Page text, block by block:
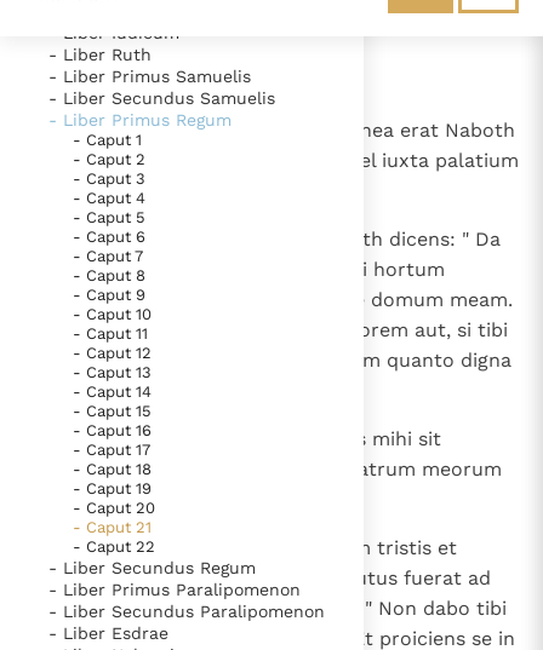
Lezen
Documenten
Bijbel
Thema’s
Berichten
Denzinger
Over ons
Nieuwste Documenten
5. Het gebed van de Kerk
In Christus wordt onze honger vervuld
Leer de kostbare parel van Gods koninkrijk te
herkennen
Gods Koninkrijk groeit stilletjes door liefde, niet door
dwang
De mystiek. De mystieke verschijnselen en de
heiligheid
Berichten
Het Vaticaan publiceert een nieuwe Latijnse uitgave
van het Romeins martyrologium
Vaticaanse financiële waakhond verliest autonomie
Paus spreekt het Wereldvoedselprogramma toe
- Liber Iudicum
- Liber Ruth
- Liber Primus Samuelis
- Liber Secundus Samuelis
- Liber Primus Regum
- Caput 1
- Caput 2
- Caput 3
- Caput 4
- Caput 5
- Caput 6
- Caput 7
- Caput 8
- Caput 9
- Caput 10
- Caput 11
- Caput 12
- Caput 13
- Caput 14
- Caput 15
- Caput 16
- Caput 17
- Caput 18
- Caput 19
- Caput 20
- Caput 21
- Caput 22
- Liber Secundus Regum
- Liber Primus Paralipomenon
- Liber Secundus Paralipomenon
- Liber Esdrae
- Caput 21
Postea autem factum est hoc. Vinea erat Naboth
Iez rahelitae, quae erat in Iezrahel iuxta palatium
Achab regis Samariae.
Locutus est ergo Achab ad Naboth dicens: " Da
mihi vineam tuam, ut faciam mihi hortum
holerum, quia vicina est et prope domum meam.
Daboque tibi pro ea vineam meliorem aut, si tibi
commodius putas, argenti pretium quanto digna
est ".
Cui respondit Naboth: " Propitius mihi sit
Dominus, ne dem hereditatem patrum meorum
tibi ".
Venit ergo Achab in domum suam tristis et
indignans super verbo, quod locutus fuerat ad
eum Naboth Iezrahelites dicens: " Non dabo tibi
hereditatem patrum meorum ". Et proiciens se in